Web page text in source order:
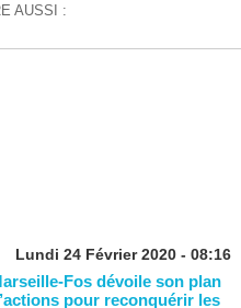
AUSSI :
Lundi 24 Février 2020 - 08:16
Fos dévoile son plan
pour reconquérir les